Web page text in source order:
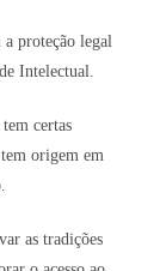
proteção legal
Intelectual.
certas
origem em
as tradições